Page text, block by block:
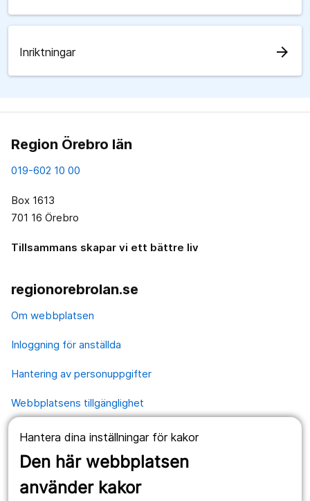
Hantera dina inställningar för kakor
Den här webbplatsen
använder kakor
Inriktningar arrow_forward
Region Örebro län
019-602 10 00
Box 1613
701 16 Örebro
Tillsammans skapar vi ett bättre liv
regionorebrolan.se
Om webbplatsen
Inloggning för anställda
Hantering av personuppgifter
Webbplatsens tillgänglighet
Våra webbplatser
1177.se